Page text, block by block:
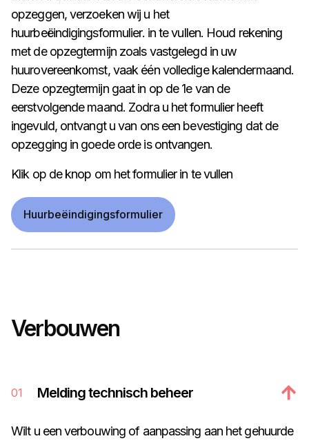
opzeggen, verzoeken wij u het
huurbeëindigingsformulier. in te vullen. Houd rekening
met de opzegtermijn zoals vastgelegd in uw
huurovereenkomst, vaak één volledige kalendermaand.
Deze opzegtermijn gaat in op de 1e van de
eerstvolgende maand. Zodra u het formulier heeft
ingevuld, ontvangt u van ons een bevestiging dat de
opzegging in goede orde is ontvangen.
Klik op de knop om het formulier in te vullen
Huurbeëindigingsformulier
Verbouwen
01 Melding technisch beheer
Wilt u een verbouwing of aanpassing aan het gehuurde